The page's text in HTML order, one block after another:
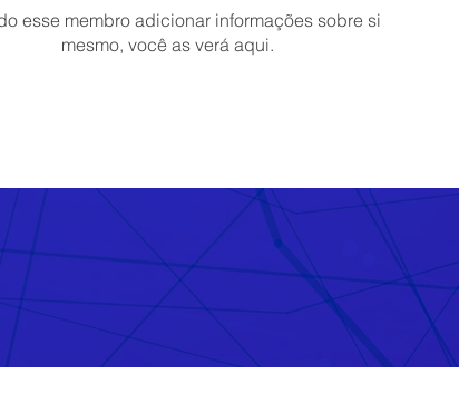
esse membro adicionar informações sobre si
mesmo, você as verá aqui.